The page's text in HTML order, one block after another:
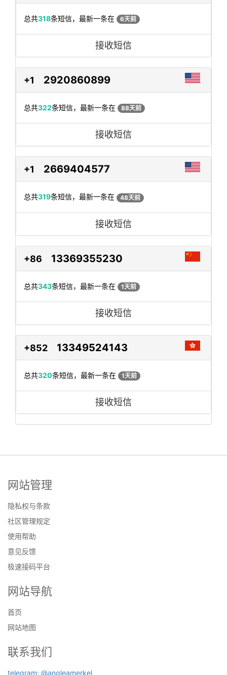
总共318条短信，最新一条在 6天前
接收短信
+1 2920860899
总共322条短信，最新一条在 88天前
接收短信
+1 2669404577
总共319条短信，最新一条在 48天前
接收短信
+86 13369355230
总共343条短信，最新一条在 1天前
接收短信
+852 13349524143
总共320条短信，最新一条在 1天前
接收短信
网站管理
隐私权与条款
社区管理规定
使用帮助
意见反馈
极速接码平台
网站导航
首页
网站地图
联系我们
telegram: @angleamerkel